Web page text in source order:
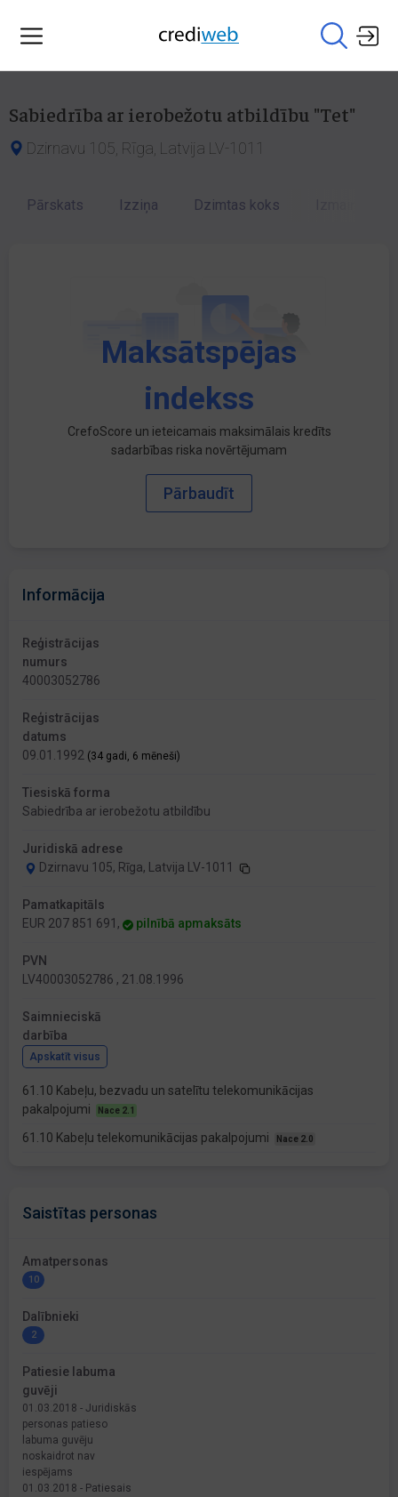
Sabiedrība ar ierobežotu atbildību "Tet"
Dzirnavu 105, Rīga, Latvija LV-1011
Pārskats Izziņa Dzimtas koks
Maksātspējas
indekss
CrefoScore un ieteicamais maksimālais kredīts
sadarbības riska novērtējumam
Pārbaudīt
Informācija
Reģistrācijas
numurs
40003052786
Reģistrācijas
datums
09.01.1992 (34 gadi, 6 mēneši)
Tiesiskā forma
Sabiedrība ar ierobežotu atbildību
Juridiskā adrese
Dzirnavu 105, Rīga, Latvija LV-1011
Pamatkapitāls
EUR 207 851 691,
pilnībā apmaksāts
PVN
LV40003052786 , 21.08.1996
Saimnieciskā
darbība
Apskatīt visus
61.10 Kabeļu, bezvadu un satelītu telekomunikācijas
pakalpojumi
Nace 2.1
61.10 Kabeļu telekomunikācijas pakalpojumi Nace 2.0
Saistītas personas
Amatpersonas
10
Dalībnieki
2
Patiesie labuma
guvēji
01.03.2018 - Juridiskās
personas patieso
labuma guvēju
noskaidrot nav
iespējams
01.03.2018 - Patiesais